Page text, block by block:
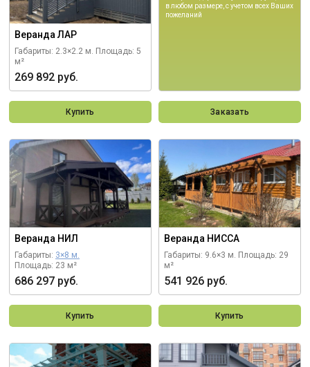
Веранда ЛАР
Габариты: 2.3×2.2 м. Площадь: 5
м²
269 892 руб.
Купить
в любом размере, с учетом всех Ваших
пожеланий
Заказать
Веранда НИЛ
Габариты: 3×8 м.
Площадь: 23 м²
686 297 руб.
Купить
Веранда НИССА
Габариты: 9.6×3 м. Площадь: 29
м²
541 926 руб.
Купить